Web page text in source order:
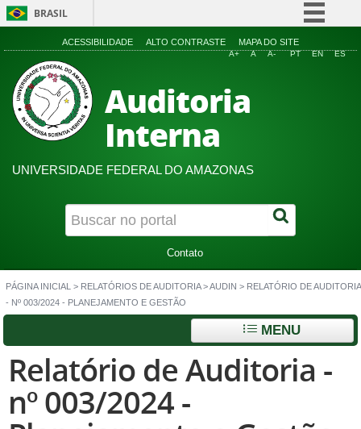
BRASIL
Simplifique!
Acesso à informação
Canais
ACESSIBILIDADE ALTO CONTRASTE MAPA DO SITE
A+ A A- PT EN ES
Auditoria
Interna
UNIVERSIDADE FEDERAL DO AMAZONAS
Contato
PÁGINA INICIAL > RELATÓRIOS DE AUDITORIA >AUDIN > RELATÓRIO DE AUDITORIA
- Nº 003/2024 - PLANEJAMENTO E GESTÃO
MENU
Relatório de Auditoria -
nº 003/2024 -